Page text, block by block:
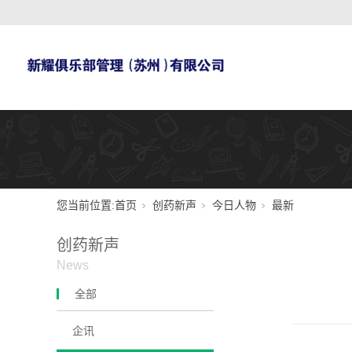
您当前位置:首页 创药新声 今日人物 最新
创药新声
News
全部
企讯